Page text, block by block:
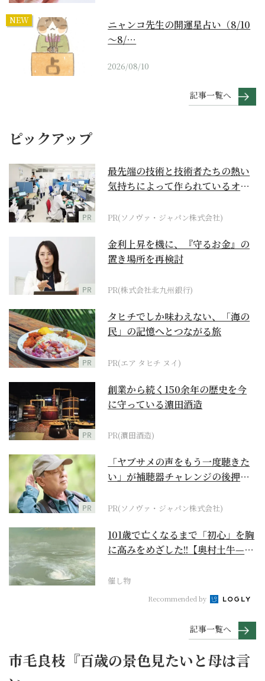
NEW
ニャンコ先生の開運星占い（8/10
～8/…
2026/08/10
記事一覧へ
ピックアップ
PR
最先端の技術と技術者たちの熱い
気持ちによって作られているオー
PR(ソノヴァ・ジャパン株式会社)
PR
金利上昇を機に、『守るお金』の
置き場所を再検討
PR(株式会社北九州銀行)
PR
タヒチでしか味わえない、「海の
民」の記憶へとつながる旅
PR(エア タヒチ ヌイ)
PR
創業から続く150余年の歴史を今
に守っている濵田酒造
PR(濵田酒造)
PR
「ヤブサメの声をもう一度聴きた
い」が補聴器チャレンジの後押し
PR(ソノヴァ・ジャパン株式会社)
101歳で亡くなるまで「初心」を胸
に高みをめざした!!【奥村土牛—名
催し物
Recommended by
記事一覧へ
市毛良枝『百歳の景色見たいと母は言